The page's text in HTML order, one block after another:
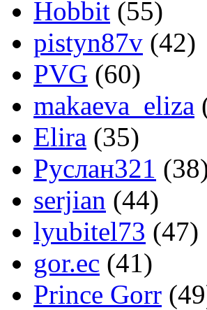
Hobbit (55)
pistyn87v (42)
PVG (60)
makaeva_eliza
Elira (35)
Руслан321
serjian (44)
lyubitel73 (47)
gor.ec (41)
Prince Gorr